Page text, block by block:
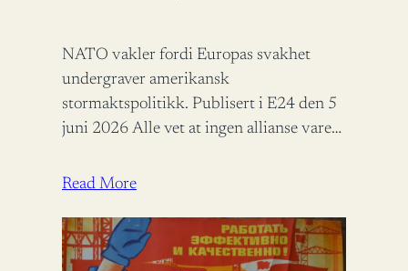
NATO vakler fordi Europas svakhet
undergraver amerikansk
stormaktspolitikk. Publisert i E24 den 5
juni 2026 Alle vet at ingen allianse varer
på…
Read More